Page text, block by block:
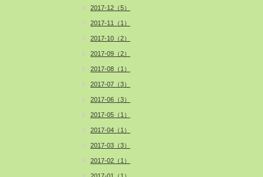
2017-12（5）
2017-11（1）
2017-10（2）
2017-09（2）
2017-08（1）
2017-07（3）
2017-06（3）
2017-05（1）
2017-04（1）
2017-03（3）
2017-02（1）